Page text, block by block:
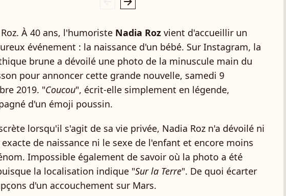
À 40 ans, l'humoriste Nadia Roz vient d'accueillir un
événement : la naissance d'un bébé. Sur Instagram, la
brune a dévoilé une photo de la minuscule main du
pour annoncer cette grande nouvelle, samedi 9
2019. "Coucou", écrit-elle simplement en légende,
d'un émoji poussin.
lorsqu'il s'agit de sa vie privée, Nadia Roz n'a dévoilé ni
de naissance ni le sexe de l'enfant et encore moins
Impossible également de savoir où la photo a été
la localisation indique "Sur la Terre". De quoi écarter
d'un accouchement sur Mars.